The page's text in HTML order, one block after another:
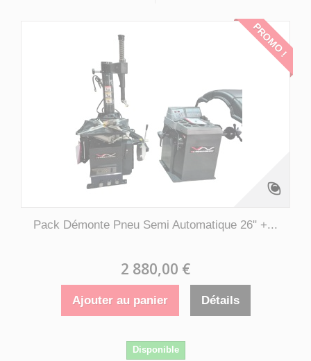
PROMO !
Pack Démonte Pneu Semi Automatique 26" +...
2 880,00 €
Ajouter au panier Détails
Disponible